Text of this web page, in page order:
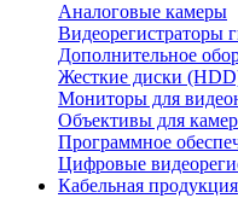
Аналоговые камеры
Видеорегистраторы
Дополнительное
Жесткие диски
Мониторы для
Объективы для
Программное
Цифровые
Кабельная продукция